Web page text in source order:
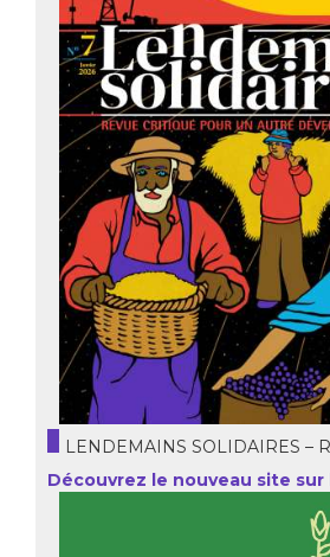
LENDEMAINS SOLIDAIRES –
Découvrez le nouveau site sur